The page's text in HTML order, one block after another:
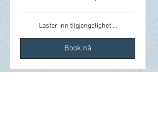
Laster inn tilgjengelighet ...
Book nå